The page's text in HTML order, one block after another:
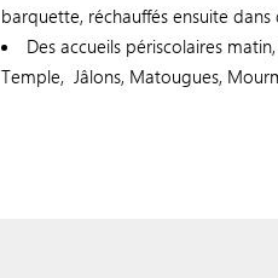
barquette, réchauffés ensuite dans
Des accueils périscolaires
Temple, Jâlons, Matougues,